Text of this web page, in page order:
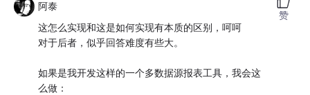
阿泰
这怎么实现和这是如何实现有本质的区别，呵呵
对于后者，似乎回答难度有些大。
如果是我开发这样的一个多数据源报表工具，我会这
么做：
赞